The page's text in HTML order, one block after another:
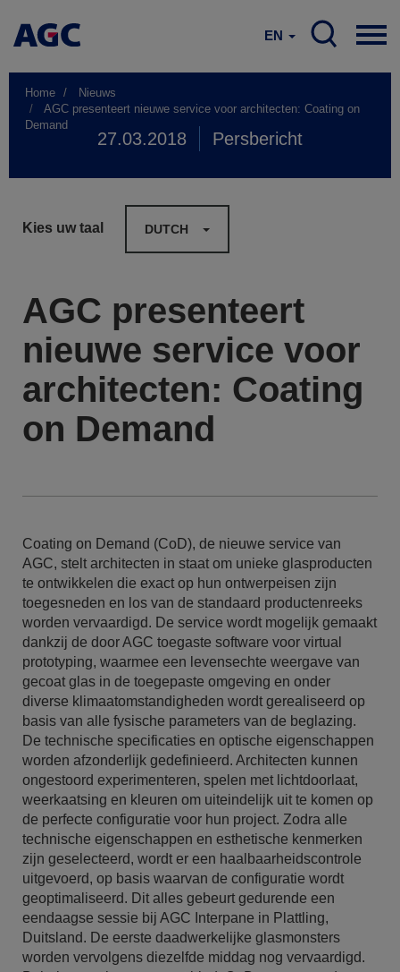
EN
Home
Nieuws
AGC presenteert nieuwe service voor architecten: Coating on
Demand
27.03.2018 Persbericht
Kies uw taal DUTCH
AGC presenteert
nieuwe service voor
architecten: Coating
on Demand
Coating on Demand (CoD), de nieuwe service van
AGC, stelt architecten in staat om unieke glasproducten
te ontwikkelen die exact op hun ontwerpeisen zijn
toegesneden en los van de standaard productenreeks
worden vervaardigd. De service wordt mogelijk gemaakt
dankzij de door AGC toegaste software voor virtual
prototyping, waarmee een levensechte weergave van
gecoat glas in de toegepaste omgeving en onder
diverse klimaatomstandigheden wordt gerealiseerd op
basis van alle fysische parameters van de beglazing.
De technische specificaties en optische eigenschappen
worden afzonderlijk gedefinieerd. Architecten kunnen
ongestoord experimenteren, spelen met lichtdoorlaat,
weerkaatsing en kleuren om uiteindelijk uit te komen op
de perfecte configuratie voor hun project. Zodra alle
technische eigenschappen en esthetische kenmerken
zijn geselecteerd, wordt er een haalbaarheidscontrole
uitgevoerd, op basis waarvan de configuratie wordt
geoptimaliseerd. Dit alles gebeurt gedurende een
eendaagse sessie bij AGC Interpane in Plattling,
Duitsland. De eerste daadwerkelijke glasmonsters
worden vervolgens diezelfde middag nog vervaardigd.